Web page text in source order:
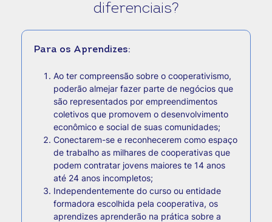
diferenciais?
Para os Aprendizes:
Ao ter compreensão sobre o cooperativismo,
poderão almejar fazer parte de negócios que
são representados por empreendimentos
coletivos que promovem o desenvolvimento
econômico e social de suas comunidades;
Conectarem-se e reconhecerem como espaço
de trabalho as milhares de cooperativas que
podem contratar jovens maiores te 14 anos
até 24 anos incompletos;
Independentemente do curso ou entidade
formadora escolhida pela cooperativa, os
aprendizes aprenderão na prática sobre a